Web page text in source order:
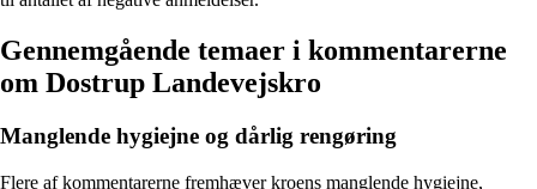
Gennemgående temaer i kommentarerne
om Dostrup Landevejskro
Manglende hygiejne og dårlig rengøring
Flere af kommentarerne fremhæver kroens manglende hygiejne,